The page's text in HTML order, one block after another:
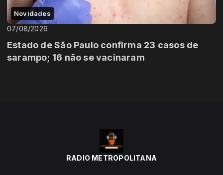
Novidades
07/08/2026
Estado de São Paulo confirma 23 casos de
sarampo; 16 não se vacinaram
RADIO METROPOLITANA